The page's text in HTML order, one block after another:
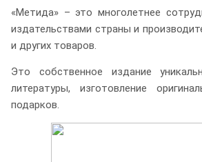
«Метида» – это многолетнее
издательствами страны и
и других товаров.
Это собственное издание
литературы, изготовление
подарков.